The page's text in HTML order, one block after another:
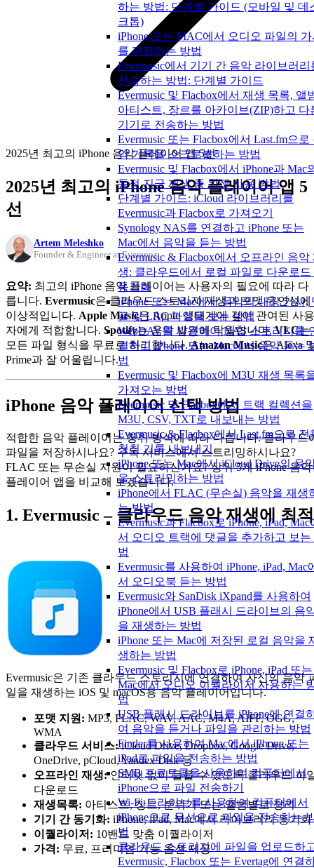
하는 방법: 단계별 가이드 (모바일 및 데
크톱)
iPhone 또는 MAC에서 오디오 파일의
를 편집하는 방법
Evermusic에서 기기 간 음악 라이브러리
전송하는 방법: 단계별 가이드
Evermusic 및 Flacbox에서 재생 목록, 앨
아티스트, 장르를 아카이브(ZIP)하고 다
기기로 전송하는 방법
Evermusic 또는 Flacbox에서 Last.fm으로
악 기록을 스크로블하는 방법
Evermusic 및 Flacbox에서 iPhone과 Mac
동적 지금 재생 중 위젯 사용 방법
단계별 가이드: iCloud 라이브러리를
Evermusic과 Flacbox로 가져오기
Synology NAS를 연결하고 iPhone 또는
Mac에서 음악을 듣는 방법
Evermusic & Flacbox에서 오프라인 음악
생: 클라우드에서 로컬 파일로 다운로드
동기화
iPhone 또는 Mac에서 음악의 내장 가사,
글 및 LRC 파일을 보는 방법
WebDAV를 사용하여 NAS 스토리지를
결하고 iPhone 또는 Mac에서 음악 듣는
법
Evermusic 및 Flacbox에 M3U 재생 목록
가져오는 방법
Evermusic 및 Flacbox에서 트랙 컬렉션을
M3U, CSV, TXT로 내보내는 방법
Evermusic & Flacbox에서 Last.fm으로 전
청취 기록 내보내기
iPhone 또는 Mac에서 iCloud Drive의 음
을 스트리밍하는 방법
iPhone에서 FLAC (무손실) 음악을 재생
는 방법
Evermusic과 Flacbox로 iPhone, iPad, Mac
서 오디오 트랙에 댓글을 추가하고 보는
법
Evermusic를 사용하여 iPhone, iPad, Mac
서 오디오북 듣는 방법
Evermusic와 SanDisk iXpand를 사용하여
iPhone에서 USB 플래시 드라이브의 음
을 재생하는 방법
iPhone 또는 Mac에 저장된 로컬 음악을
생하는 방법
Evermusic 및 Flacbox로 iPhone, iPad 또는
Mac에서 오디오 이퀄라이저 사용하는
법
USB 플래시 드라이브를 iPhone에 연결
여 음악을 듣거나 파일을 관리하는 방법
Finder를 사용하여 Mac에서 iPhone 또는
iPad로 파일을 전송하는 방법
SMB 프로토콜을 사용하여 컴퓨터에서
iPhone으로 파일 전송하기
Wi-Fi 드라이브를 사용하여 컴퓨터에서
iPhone으로 무선으로 파일을 전송하는
법
클라우드 스토리지에 파일을 업로드하
Evermusic, Flacbox 또는 Evertag에 연결
2025년 최고의 iPhone 음악 플레이어 앱 5선
2025년 최고의 iPhone 음악 플레이어 앱 5
선
Artem Meleshko
Founder & Engineer at Everappz
요약: 최고의 iPhone 음악 플레이어는 사용자의 필요에 따라 다
릅니다. Evermusic은 클라우드 스토리지 재생과 포맷 유연성에
이상적입니다. Apple Music은 Apple 생태계에 깊이 관여된 사용
자에게 적합합니다. Spotify는 음악 발견에 탁월합니다.VLC는
모든 파일 형식을 무료로 처리합니다.Amazon Music은 Alexa
Prime과 잘 어울립니다.
iPhone 음악 플레이어 선택 방법
적합한 음악 플레이어는 청취 방식에 따라 다릅니다. 클라우드
파일을 저장하시나요? 구독 서비스에서 스트리밍하시나요?
FLAC 또는 무손실 지원이 필요하신가요? 상위 5개 iPhone 음악
플레이어 앱을 비교해 보겠습니다.
1. Evermusic – 클라우드 음악 재생에 최적
Evermusic은 기존 클라우드 스토리지에 연결하여 자신의 음악
일을 재생하는 iOS 및 macOS용 음악 플레이어입니다.
포맷 지원: MP3, FLAC, WAV, AAC, M4A, AIFF, OGG,
WMA
클라우드 서비스:iCloud Drive, Dropbox, Google Drive,
OneDrive, pCloud, Yandex.Disk 등
오프라인 재생:인터넷 없이 들을 수 있도록 클라우드 파
다운로드
재생목록: 아티스트, 장르, 분위기 또는 앨범별로 정리
기기 간 동기화: iPhone, iPad, Mac에서 라이브러리 동기화
이퀄라이저: 10밴드 맞춤 이퀄라이저
가격: 무료, 프리미엄 기능 옵션 제공